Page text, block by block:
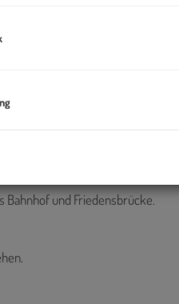
Infrastruktur mit
Bahnhof und Friedensbrücke.